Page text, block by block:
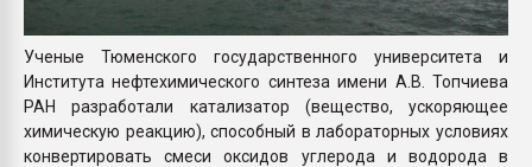
Ученые Тюменского государственного университета и
Института нефтехимического синтеза имени А.В. Топчиева
РАН разработали катализатор (вещество, ускоряющее
химическую реакцию), способный в лабораторных условиях
конвертировать смеси оксидов углерода и водорода в